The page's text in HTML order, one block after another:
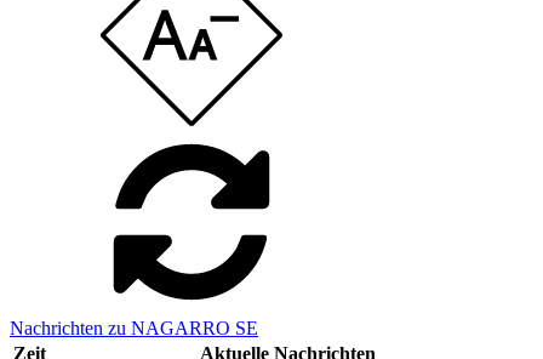
Nachrichten zu NAGARRO SE
Zeit
Aktuelle Nachrichten